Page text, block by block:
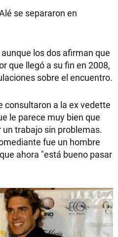
se separaron en
los dos afirman que
que llegó a su fin en 2008,
sobre el encuentro.
consultaron a la ex vedette
le parece muy bien que
trabajo sin problemas.
fue un hombre
ahora "está bueno pasar